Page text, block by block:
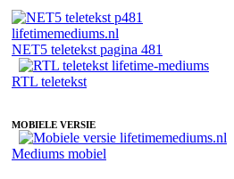
NET5 teletekst pagina 481
RTL teletekst
MOBIELE VERSIE
Mediums mobiel